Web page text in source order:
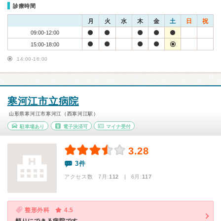
診療時間
月 火 水 木 金 土 日 祝
09:00-12:00
15:00-18:00
14:00-16:00
寒河江市立病院
山形県寒河江市寒河江（西寒河江駅）
駐車場あり 電子決済可 マイナ受付
3.28
3件
アクセス数 7月:112 | 6月:117
整形外科
4.5